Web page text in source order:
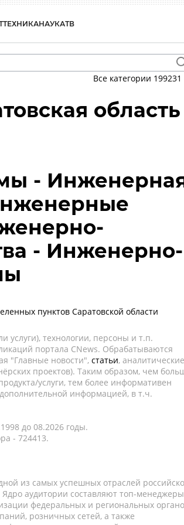
ТЕХНИКАНАУКАТВ
Все категории 199231
область
-
- Инженерно-
пунктов Саратовской области
технологии, персоны и т.п.
портала CNews. Обрабатываются
"Главные новости", статьи, аналитические
проектов). Таким образом, чем
услуги, тем более информативен
информацией, в т.ч.
до 08.2026 годы.
- 724413.
из самых успешных отраслей
аудитории составляют топ-
федеральных и региональных
розничных сетей, а также